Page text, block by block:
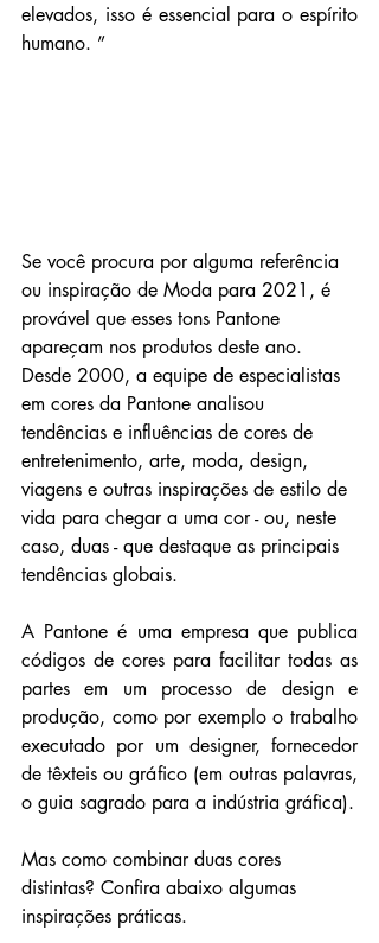
elevados, isso é essencial para o espírito
humano. ”
Se você procura por alguma referência
ou inspiração de Moda para 2021, é
provável que esses tons Pantone
apareçam nos produtos deste ano.
Desde 2000, a equipe de especialistas
em cores da Pantone analisou
tendências e influências de cores de
entretenimento, arte, moda, design,
viagens e outras inspirações de estilo de
vida para chegar a uma cor - ou, neste
caso, duas - que destaque as principais
tendências globais.
A Pantone é uma empresa que publica
códigos de cores para facilitar todas as
partes em um processo de design e
produção, como por exemplo o trabalho
executado por um designer, fornecedor
de têxteis ou gráfico (em outras palavras,
Mas como combinar duas cores
distintas? Confira abaixo algumas
inspirações práticas.